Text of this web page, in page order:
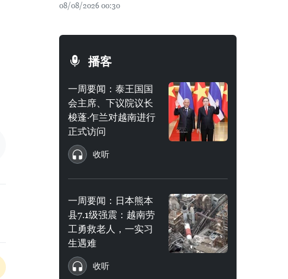
08/08/2026 00:30
播客
一周要闻：泰王国国
会主席、下议院议长
梭蓬·乍兰对越南进行
正式访问
收听
一周要闻：日本熊本
县7.1级强震：越南劳
工勇救老人，一实习
生遇难
收听